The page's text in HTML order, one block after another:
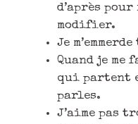
d’après
modifier.
Je m’emmerde
Quand je
qui partent
parles.
J’aime pas